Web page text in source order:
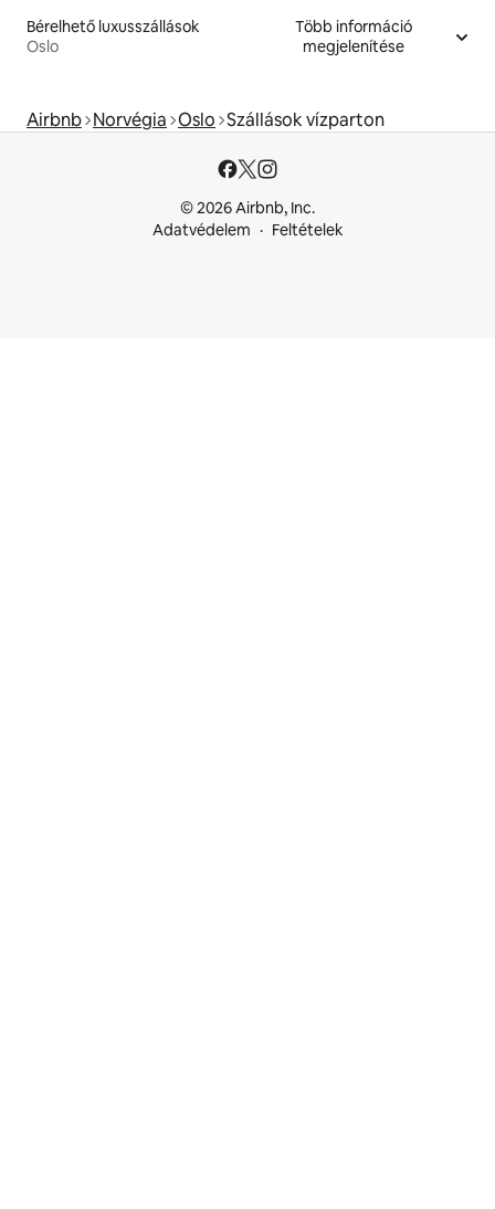
Bérelhető luxusszállások
Oslo
Több információ
megjelenítése
Airbnb Norvégia Oslo Szállások vízparton
© 2026 Airbnb, Inc.
Adatvédelem
Feltételek